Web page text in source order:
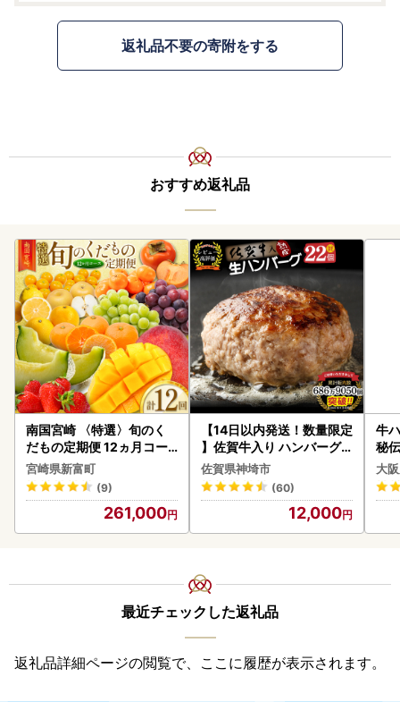
返礼品不要の寄附をする
おすすめ返礼品
南国宮崎 〈特選〉旬のく
だもの定期便 12ヵ月コー
ス【F84-25】
宮崎県新富町
(9)
261,000
【14日以内発送！数量限定
】佐賀牛入り ハンバーグ 2
2個 2.6kg(120g×22個)(H
083106)
佐賀県神埼市
(60)
12,000
牛
秘
焼
大
最近チェックした返礼品
返礼品詳細ページの閲覧で、ここに履歴が表示されます。